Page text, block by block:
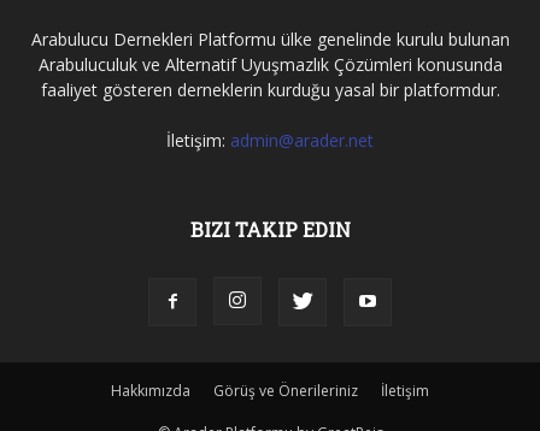
Arabulucu Dernekleri Platformu ülke genelinde kurulu bulunan
Arabuluculuk ve Alternatif Uyuşmazlık Çözümleri konusunda
faaliyet gösteren derneklerin kurduğu yasal bir platformdur.
İletişim: admin@arader.net
BIZI TAKIP EDIN
Hakkımızda Görüş ve Önerileriniz İletişim